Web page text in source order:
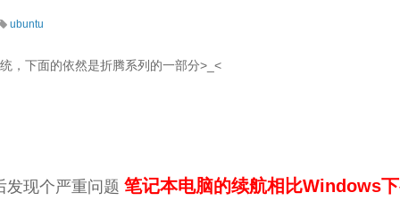
ubuntu
，下面的依然是折腾系列的一部分>_<
发现个严重问题 笔记本电脑的续航相比Windows